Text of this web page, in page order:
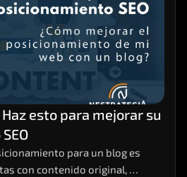
esto para mejorar su
para un blog es
con contenido original,